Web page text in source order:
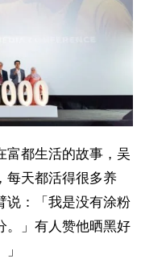
富都生活的故事，吴
每天都活得很多养
说：「我是没有涂粉
。」有人赞他晒黑好